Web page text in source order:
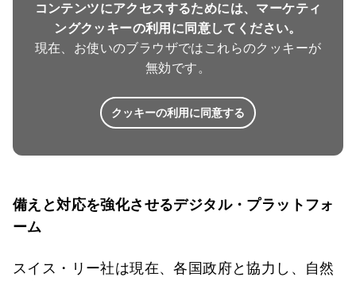
コンテンツにアクセスするためには、マーケティ
ングクッキーの利用に同意してください。
現在、お使いのブラウザではこれらのクッキーが
無効です。
クッキーの利用に同意する
備えと対応を強化させるデジタル・プラットフォ
ーム
スイス・リー社は現在、各国政府と協力し、自然